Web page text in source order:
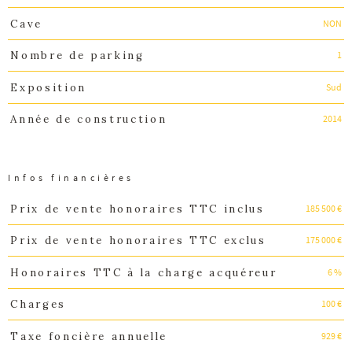
Cave NON
Nombre de parking 1
Exposition Sud
Année de construction 2014
Infos financières
Caractéristiques Valeurs
Prix de vente honoraires TTC inclus 185 500 €
Prix de vente honoraires TTC exclus 175 000 €
Honoraires TTC à la charge acquéreur 6 %
Charges 100 €
Taxe foncière annuelle 929 €